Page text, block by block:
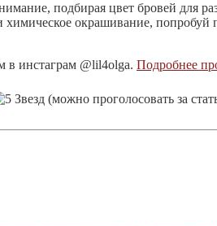
подбирая цвет бровей для
химическое окрашивание,
в инстаграм @lil4olga. Подробнее
(можно проголосовать за